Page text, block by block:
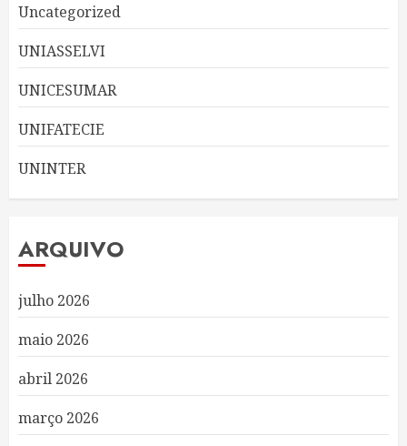
Uncategorized
UNIASSELVI
UNICESUMAR
UNIFATECIE
UNINTER
ARQUIVO
julho 2026
maio 2026
abril 2026
março 2026